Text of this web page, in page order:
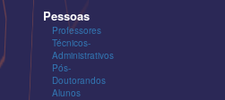
Pessoas
Professores
Técnicos-
Administrativos
Pós-
Doutorandos
Alunos